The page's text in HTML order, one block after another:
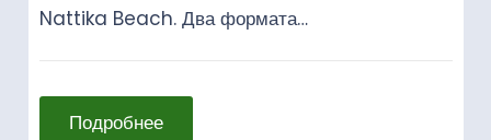
Nattika Beach. Два формата…
Подробнее